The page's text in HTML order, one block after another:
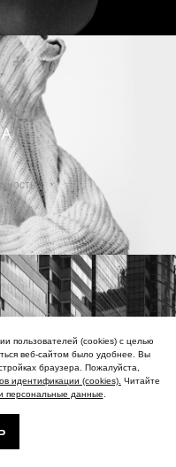
пользователей (cookies) с целью
веб-сайтом было удобнее. Вы
браузера. Пожалуйста,
идентификации (cookies). Читайте
персональные данные.
заявок